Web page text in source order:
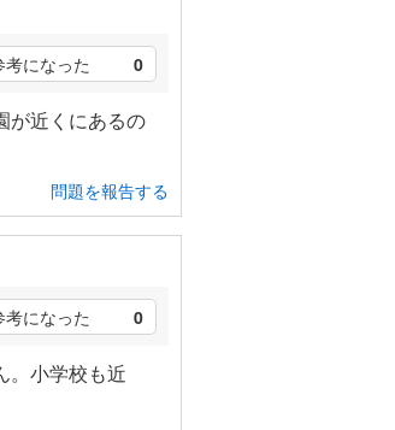
考になった 0
が近くにあるの
問題を報告する
考になった 0
。小学校も近